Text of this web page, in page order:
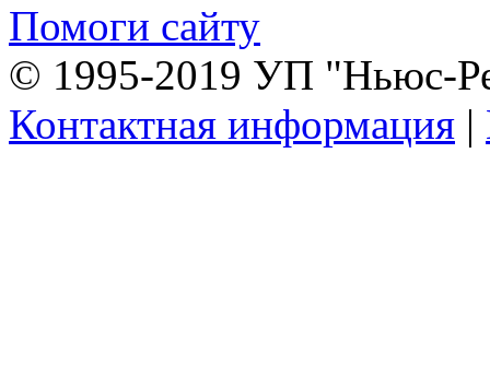
Помоги сайту
© 1995-2019 УП "Ньюс-
Контактная информация |